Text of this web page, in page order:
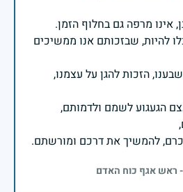
להיות, שבזכותם אנו ממשיכים
הזכות להגן על עצמנו,
הגעגוע לשמם ולדמותם,
להמשיך את דרכם ומורשתם.
ראש אגף כוח האדם